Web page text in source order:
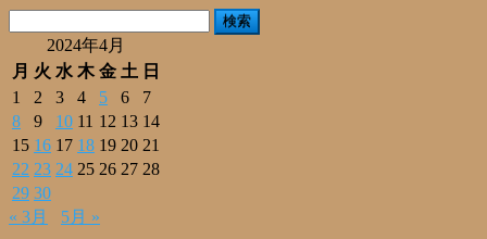
2024年4月
月 火 水 木 金 土 日
1
2 3 4 5 6
7
8
9 10 11 12 13 14
15 16 17 18 19 20 21
22 23 24 25 26 27 28
29 30
« 3月
5月 »